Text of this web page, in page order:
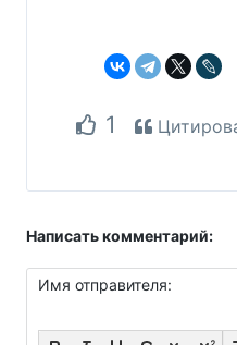
1
Написать комментарий:
Имя отправителя: